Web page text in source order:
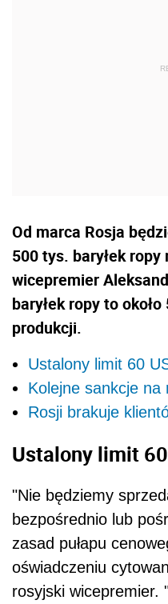
Od marca Rosja
500 tys. baryłek
wicepremier
baryłek ropy to
produkcji.
Ustalony limit 60
Kolejne sankcje na
Rosji brakuje
Ustalony limit
"Nie będziemy
bezpośrednio lub
zasad pułapu
oświadczeniu
rosyjski wicepremier.